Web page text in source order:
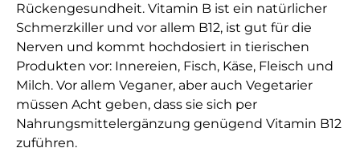
Rückengesundheit. Vitamin B ist ein natürlicher
Schmerzkiller und vor allem B12, ist gut für die
Nerven und kommt hochdosiert in tierischen
Produkten vor: Innereien, Fisch, Käse, Fleisch und
Milch. Vor allem Veganer, aber auch Vegetarier
müssen Acht geben, dass sie sich per
Nahrungsmittelergänzung genügend Vitamin B12
zuführen.